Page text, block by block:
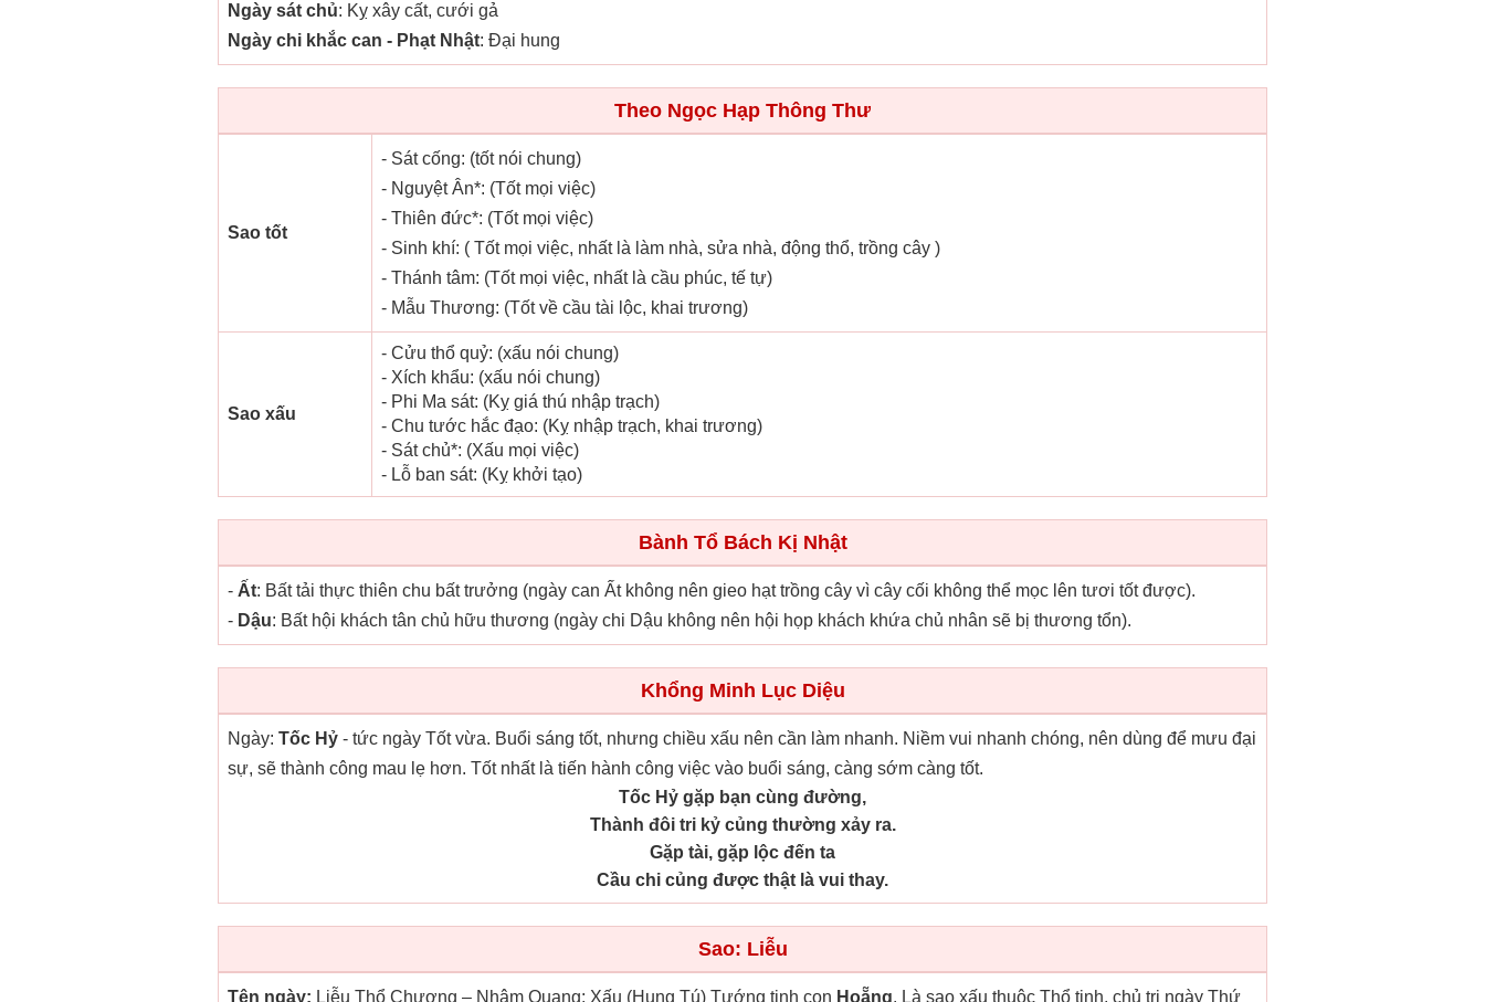
Ngày sát chủ: Kỵ xây cất, cưới gả
Ngày chi khắc can - Phạt Nhật: Đại hung
Theo Ngọc Hạp Thông Thư
Sao tốt
- Sát cống: (tốt nói chung)
- Nguyệt Ân*: (Tốt mọi việc)
- Thiên đức*: (Tốt mọi việc)
- Sinh khí: ( Tốt mọi việc, nhất là làm nhà, sửa nhà, động thổ, trồng cây )
- Thánh tâm: (Tốt mọi việc, nhất là cầu phúc, tế tự)
- Mẫu Thương: (Tốt về cầu tài lộc, khai trương)
Sao xấu
- Cửu thổ quỷ: (xấu nói chung)
- Xích khẩu: (xấu nói chung)
- Phi Ma sát: (Kỵ giá thú nhập trạch)
- Chu tước hắc đạo: (Kỵ nhập trạch, khai trương)
- Sát chủ*: (Xấu mọi việc)
- Lỗ ban sát: (Kỵ khởi tạo)
Bành Tổ Bách Kị Nhật
- Ất: Bất tải thực thiên chu bất trưởng (ngày can Ất không nên gieo hạt trồng cây vì cây cối không thể mọc lên tươi tốt được).
- Dậu: Bất hội khách tân chủ hữu thương (ngày chi Dậu không nên hội họp khách khứa chủ nhân sẽ bị thương tổn).
Khổng Minh Lục Diệu
Ngày: Tốc Hỷ - tức ngày Tốt vừa. Buổi sáng tốt, nhưng chiều xấu nên cần làm nhanh. Niềm vui nhanh chóng, nên dùng để mưu đại
sự, sẽ thành công mau lẹ hơn. Tốt nhất là tiến hành công việc vào buổi sáng, càng sớm càng tốt.
Tốc Hỷ gặp bạn cùng đường,
Thành đôi tri kỷ củng thường xảy ra.
Gặp tài, gặp lộc đến ta
Cầu chi củng được thật là vui thay.
Sao: Liễu
Tên ngày: Liễu Thổ Chương – Nhậm Quang: Xấu (Hung Tú) Tướng tinh con Hoẵng. Là sao xấu thuộc Thổ tinh, chủ trị ngày Thứ